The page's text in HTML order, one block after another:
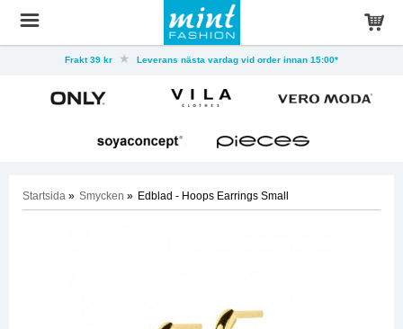
Frakt 39 kr Leverans nästa vardag vid order innan 15:00*
Startsida » Smycken » Edblad - Hoops Earrings Small